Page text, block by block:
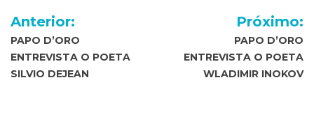
Navegação
de
Post
Anterior:
PAPO D’ORO
ENTREVISTA O POETA
SILVIO DEJEAN
Próximo:
PAPO D’ORO
ENTREVISTA O POETA
WLADIMIR INOKOV